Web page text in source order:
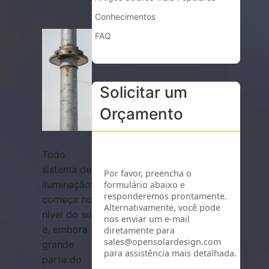
Todo
sistema de
iluminação
começa no
nível do solo
e, embora
grande
parte do
Conhecimentos
FAQ
Solicitar um
Orçamento